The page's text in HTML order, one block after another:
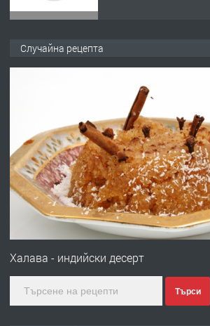
ПРЕДЛАГА Работа за общи
Първи поход "По
Случайна рецепта
Халава - индийски десерт
Търси